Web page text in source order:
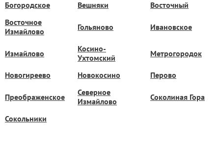
Богородское Вешняки
Восточный
Восточное
Измайлово
Гольяново Ивановское
Измайлово
Косино-
Ухтомский
Метрогородок
Новогиреево Новокосино Перово
Преображенское
Северное
Измайлово
Соколиная Гора
Сокольники